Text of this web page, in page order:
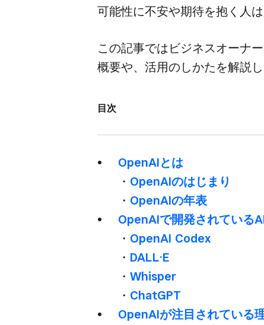
可能性に​不安や​期待を​抱く​人は​
この​記事では​ビジネスオーナ
概要や、​活用の​しかたを​解説し
目次
OpenAIとは
・ OpenAIの​はじまり
・ OpenAIの​年表
OpenAIで​開発されている​
・ OpenAI Codex
・ DALL·E
・ Whisper
・ ChatGPT
OpenAIが​注目されている​